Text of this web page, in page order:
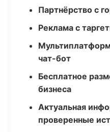
Партнёрство с
Реклама с
чат-бот
Бесплатное
бизнеса
Актуальная
проверенные